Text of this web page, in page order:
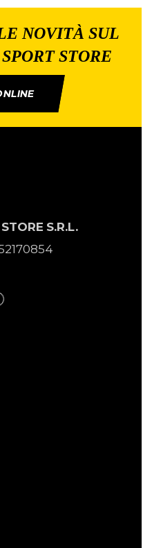
NOVITÀ SUL
STORE
STORE S.R.L.